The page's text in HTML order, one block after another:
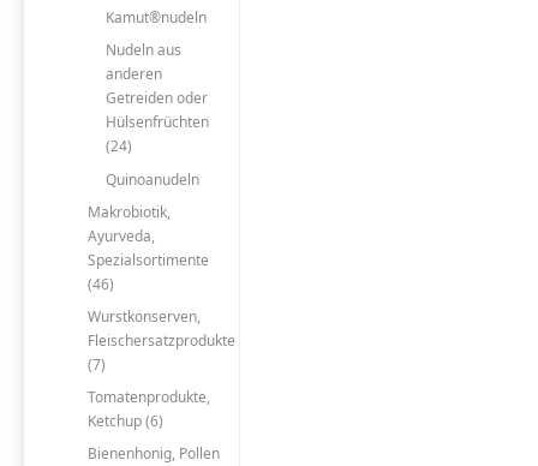
Kamut®nudeln
Nudeln aus
anderen
Getreiden oder
Hülsenfrüchten
(24)
Quinoanudeln
Makrobiotik,
Ayurveda,
Spezialsortimente
(46)
Wurstkonserven,
Fleischersatzprodukte
(7)
Tomatenprodukte,
Ketchup (6)
Bienenhonig, Pollen